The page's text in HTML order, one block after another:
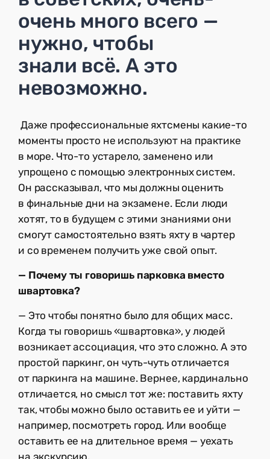
очень много всего —
нужно, чтобы
знали всё. А это
невозможно.
Даже профессиональные яхтсмены какие-то
моменты просто не используют на практике
в море. Что-то устарело, заменено или
упрощено с помощью электронных систем.
Он рассказывал, что мы должны оценить
в финальные дни на экзамене. Если люди
хотят, то в будущем с этими знаниями они
смогут самостоятельно взять яхту в чартер
и со временем получить уже свой опыт.
— Почему ты говоришь парковка вместо
швартовка?
— Это чтобы понятно было для общих масс.
Когда ты говоришь «швартовка», у людей
возникает ассоциация, что это сложно. А это
простой паркинг, он чуть-чуть отличается
от паркинга на машине. Вернее, кардинально
отличается, но смысл тот же: поставить яхту
так, чтобы можно было оставить ее и уйти —
например, посмотреть город. Или вообще
оставить ее на длительное время — уехать